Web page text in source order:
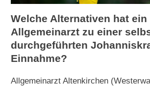
Welche Alternativen hat ein
Allgemeinarzt zu einer
durchgeführten
Einnahme?
Allgemeinarzt Altenkirchen